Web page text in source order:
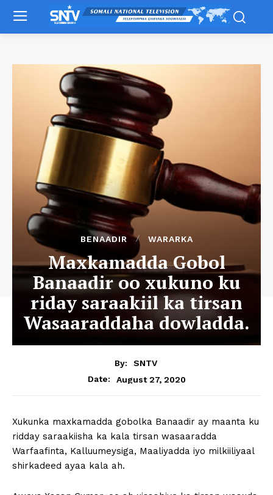
BENAADIR WARARKA
Maxkamadda Gobol
Banaadir oo xukuno ku
riday saraakiil ka tirsan
Wasaaraddaha dowladda.
By:
SNTV
Date:
August 27, 2020
Xukunka maxkamadda gobolka Banaadir ay maanta ku
ridday saraakiisha ka kala tirsan wasaaradda
Warfaafinta, Kalluumeysiga, Maaliyadda iyo milkiiliyaal
shirkadeed ayaa kala ah.